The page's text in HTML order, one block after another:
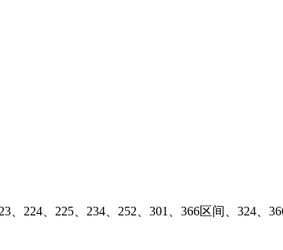
224、225、234、252、301、366区间、324、